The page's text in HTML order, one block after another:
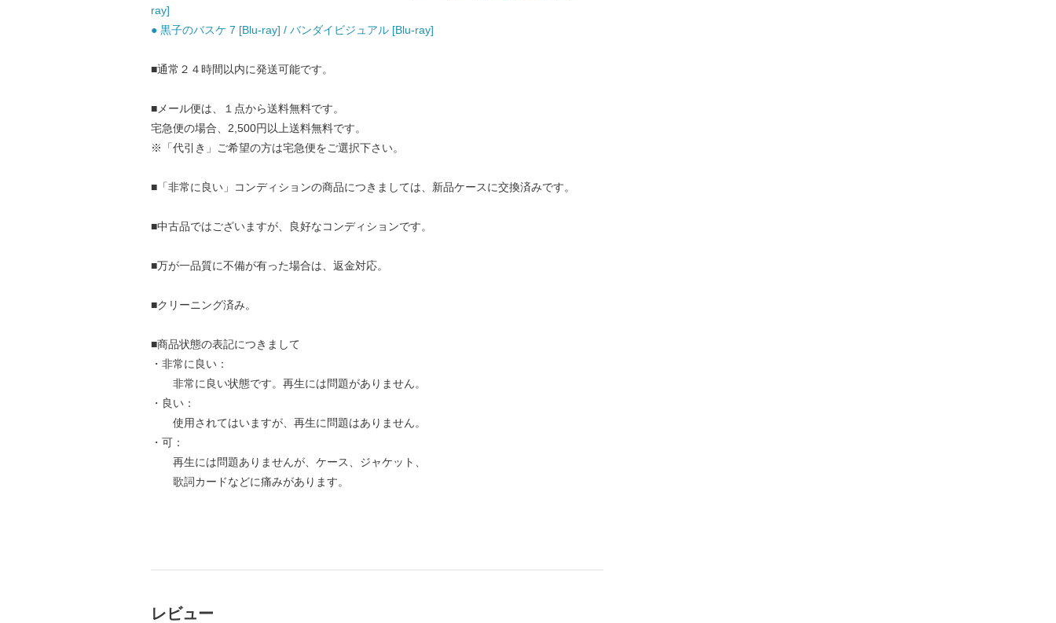
ray]
● 黒子のバスケ 7 [Blu-ray] / バンダイビジュアル [Blu-ray]
■通常２４時間以内に発送可能です。
■メール便は、１点から送料無料です。
宅急便の場合、2,500円以上送料無料です。
※「代引き」ご希望の方は宅急便をご選択下さい。
■「非常に良い」コンディションの商品につきましては、新品ケースに交換済みです。
■中古品ではございますが、良好なコンディションです。
■万が一品質に不備が有った場合は、返金対応。
■クリーニング済み。
■商品状態の表記につきまして
・非常に良い：
非常に良い状態です。再生には問題がありません。
・良い：
使用されてはいますが、再生に問題はありません。
・可：
再生には問題ありませんが、ケース、ジャケット、
歌詞カードなどに痛みがあります。
レビュー